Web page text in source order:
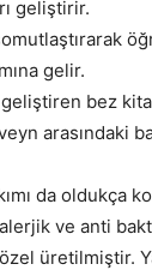
geliştirir.
gelir.
bez
arasındaki
da oldukça
ve anti
üretilmiştir.